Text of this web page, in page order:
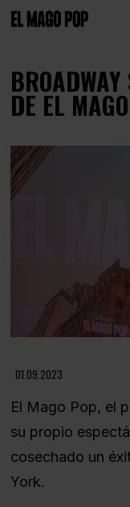
DE EL
01.09.2023
El Mago Pop, el
su propio
cosechado un
York.